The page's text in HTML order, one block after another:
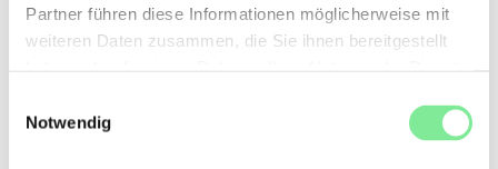
Partner führen diese Informationen möglicherweise mit
weiteren Daten zusammen, die Sie ihnen bereitgestellt
Notwendig
Koordination der schulischen Lernziele mit den
ausserschulischen Tätigkeiten
Dass hier nicht von absurden Forderungen unsererseits
gesprochen wird, zeigen diese unterschiedlichen K+S-